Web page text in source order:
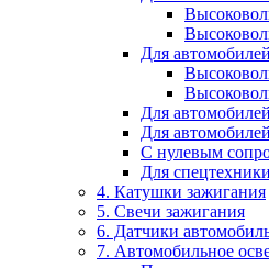
Для
Для
Для
С нулевым
Для спецтехники
4. Катушки зажигания
5. Свечи зажигания
6. Датчики
7. Автомобильное